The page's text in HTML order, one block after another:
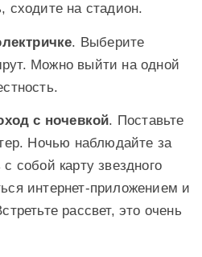
сходите на стадион.
. Выберите
Можно выйти на одной
с ночевкой. Поставьте
Ночью наблюдайте за
собой карту звездного
интернет-приложением и
рассвет, это очень